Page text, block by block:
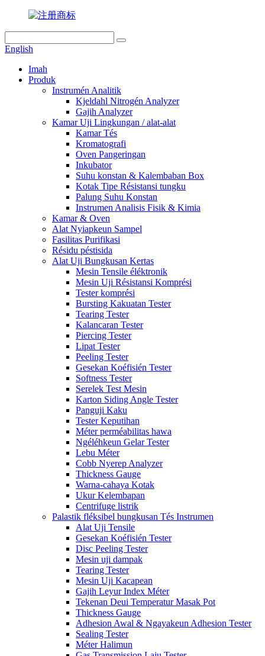
English
Imah
Produk
Instrumén Analitik
Kjeldahl Nitrogén Analyzer
Gajih Analyzer
Kamar Uji Lingkungan / alat-alat
Kamar Tés
Kromatografi
Oven Pangeringan
Inkubator
Suhu konstan & Kalembaban Box
Kotak Tipe Résistansi tungku
Palung Suhu Konstan
Instrumen Analisis Fisik & Kimia
Kamar & Oven
Alat Nyiapkeun Sampel
Fasilitas Purifikasi
Résidu péstisida
Alat Uji Bungkusan Kertas
Mesin Tensile éléktronik
Mesin Uji Résistansi Komprési
Tester komprési
Bursting Kakuatan Tester
Tearing Tester
Kalancaran Tester
Piercing Tester
Lipat Tester
Peeling Tester
Gesekan Koéfisién Tester
Softness Tester
Serelek Test Mesin
Karton Siding Angle Tester
Panguji Kaku
Tester Keputihan
Méter perméabilitas hawa
Ngéléhkeun Gelar Tester
Lebu Méter
Cobb Nyerep Analyzer
Thickness Gauge
Warna-cahaya Kotak
Ukur Kelembapan
Centrifuge listrik
Palastik fléksibel bungkusan Tés Instrumen
Alat Uji Tensile
Gesekan Koéfisién Tester
Disc Peeling Tester
Mesin uji dampak
Tearing Tester
Mesin Uji Kacapean
Gajih Leyur Index Méter
Tekenan Deui Temperatur Masak Pot
Thickness Gauge
Adhesion Awal & Ngayakeun Adhesion Tester
Sealing Tester
Méter Halimun